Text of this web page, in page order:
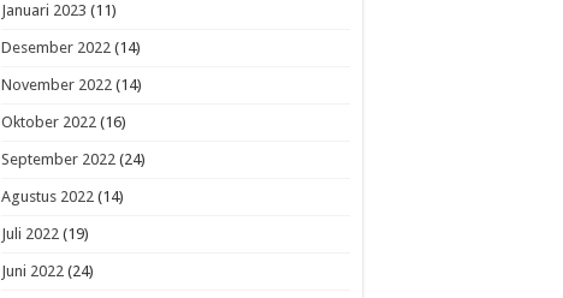
Januari 2023 (11)
Desember 2022 (14)
November 2022 (14)
Oktober 2022 (16)
September 2022 (24)
Agustus 2022 (14)
Juli 2022 (19)
Juni 2022 (24)